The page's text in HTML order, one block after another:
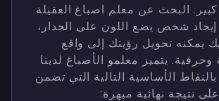
البحث عن معلم اصباغ العقيلة
شخص يضع اللون على الجدار،
يمكنه تحويل رؤيتك إلى واقع
يتميز معلمو الأصباغ لدينا
الأساسية التالية التي تضمن
نتيجة نهائية مبهرة: